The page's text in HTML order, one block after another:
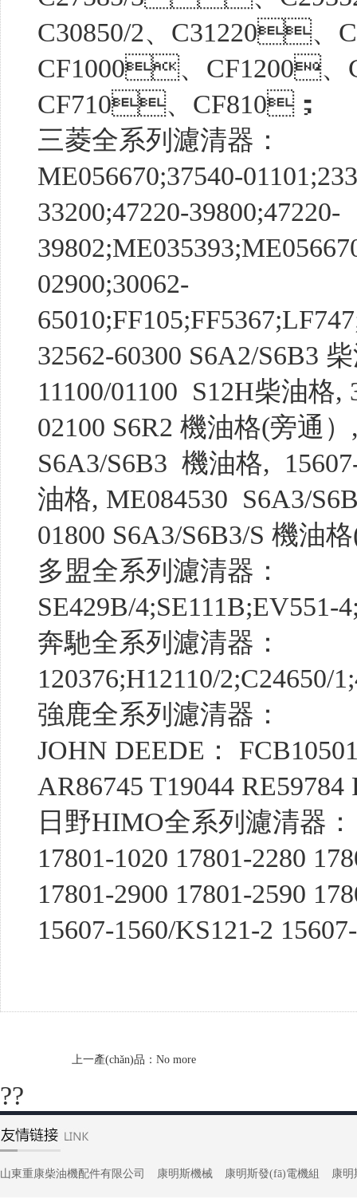
C30850/2、C31220
CF1000、CF1200、
CF710、CF810；
三菱全系列濾清器：
ME056670;37540-
33200;47220-39800;47220-
02900;30062-
32562-60300 S6A2/S6B3
11100/01100 S12H柴油格,
02100 S6R2 機油格(旁通
S6A3/S6B3 機油格,
油格, ME084530 S6A3/
01800 S6A3/S6B3/S 機油
多盟全系列濾清器：
SE429B/4;SE111B;EV551-
奔馳全系列濾清器：
120376;H12110/2;C24650/
強鹿全系列濾清器：
JOHN DEEDE：
AR86745 T19044 RE59784
日野HIMO全系列濾清器：
17801-1020 17801-2280
17801-2900 17801-2590
15607-1560/KS121-2
上一產(chǎn)品：No more
??
山東重康柴油機配件有限公司 康明斯機械 康明斯發(fā)電機組 康明